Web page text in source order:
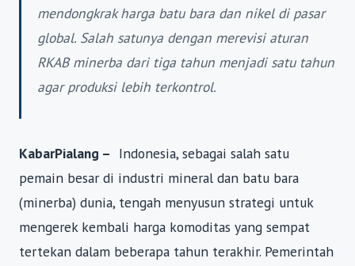
mendongkrak harga batu bara dan nikel di pasar
global. Salah satunya dengan merevisi aturan
RKAB minerba dari tiga tahun menjadi satu tahun
agar produksi lebih terkontrol.
KabarPialang – Indonesia, sebagai salah satu
pemain besar di industri mineral dan batu bara
(minerba) dunia, tengah menyusun strategi untuk
mengerek kembali harga komoditas yang sempat
tertekan dalam beberapa tahun terakhir. Pemerintah